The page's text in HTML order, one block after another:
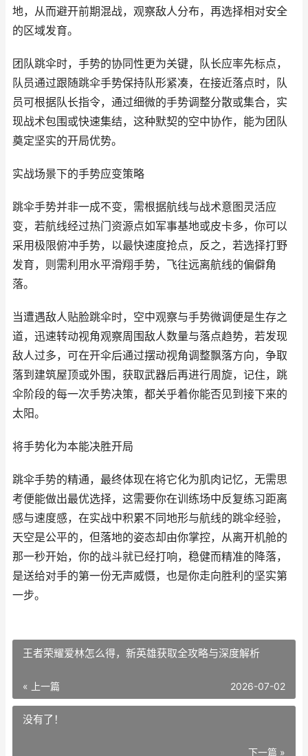
地，从而避开前期混战，观察敌人分布，再选择相对安全
的区域发育。
团队跳伞时，手势的协同性更为关键，队长应率先标点，
队员通过跟随跳伞手势保持队形紧凑，在接近落点时，队
员可根据队长指令，通过细微的手势调整分散或集合，实
现战术包围或快速集结，这种默契的空中协作，能为团队
奠定坚实的开局优势。
实战场景下的手势应变策略
跳伞手势并非一成不变，需根据航线与战术意图灵活应
变，若航线经过热门资源点如军事基地或皮卡多，你可以
采用极限俯冲手势，以最快速度抢点，反之，若选择打野
发育，则需利用水平滑翔手势，飞往远离航线的偏僻角
落。
当遭遇敌人贴脸跳伞时，空中观察与手势微调便是生存之
道，迅速转动视角观察周围敌人数量与落点趋势，若发现
敌人过多，可在开伞后通过摆动视角调整飘落方向，争取
落到建筑屋顶或外围，获取武器后再进行周旋，记住，跳
伞阶段的每一次手势决策，都关乎着你能否见到接下来的
太阳。
将手势化为本能决胜开局
跳伞手势的精通，最终体现在将它化为肌肉记忆，无需思
考便能做出最优选择，这需要你在训练场中反复练习距离
感与速度感，在实战中积累不同地形与航线的跳伞经验，
天空是公平的，但落地的姿态却由你掌控，从离开机舱的
那一秒开始，你的战斗就已经打响，稳健而精准的降落，
是送给对手的第一份无声威慑，也是你走向胜利的坚实第
一步。
王者荣耀爱林怎么得，新英雄获取全攻略与深度解析
« 上一篇 2026-07-02
没有了！
下一篇 »